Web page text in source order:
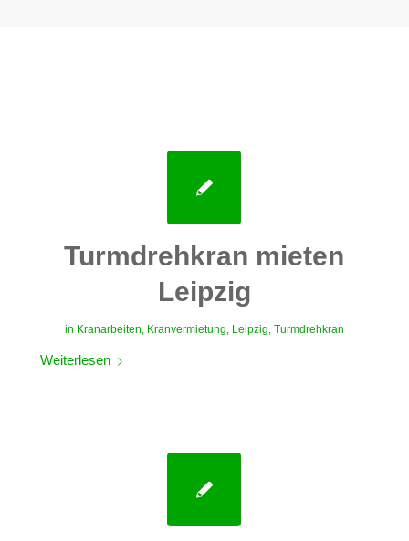
Turmdrehkran mieten
Leipzig
in Kranarbeiten, Kranvermietung, Leipzig, Turmdrehkran
Weiterlesen